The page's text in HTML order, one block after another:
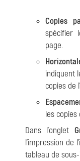
Copies
spécifier
page.
indiquent
copies de
les copies
Dans l'onglet
l'impression de
tableau de